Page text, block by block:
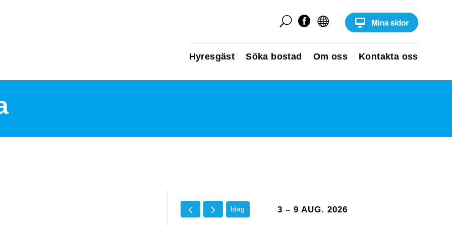


U
Hyresgäst Söka bostad Om oss Kontakta oss
Idag 3 – 9 AUG. 2026